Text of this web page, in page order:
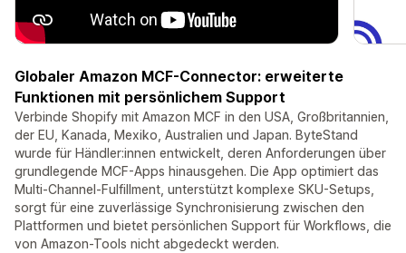
Globaler Amazon MCF-Connector: erweiterte
Funktionen mit persönlichem Support
Verbinde Shopify mit Amazon MCF in den USA, Großbritannien,
der EU, Kanada, Mexiko, Australien und Japan. ByteStand
wurde für Händler:innen entwickelt, deren Anforderungen über
grundlegende MCF-Apps hinausgehen. Die App optimiert das
Multi-Channel-Fulfillment, unterstützt komplexe SKU-Setups,
sorgt für eine zuverlässige Synchronisierung zwischen den
Plattformen und bietet persönlichen Support für Workflows, die
von Amazon-Tools nicht abgedeckt werden.